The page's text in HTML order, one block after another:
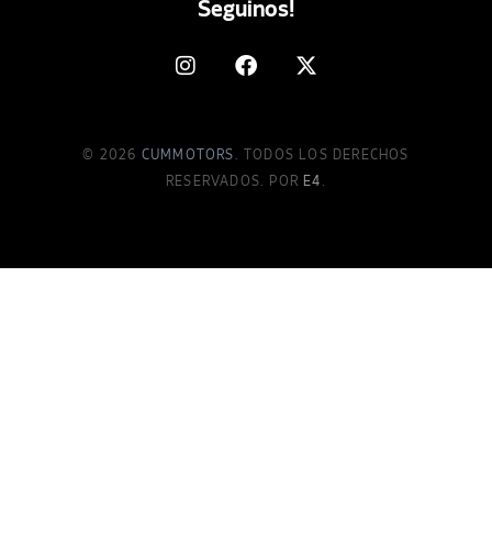
Seguinos!
© 2026 CUMMOTORS . TODOS LOS DERECHOS
RESERVADOS. POR E4 .